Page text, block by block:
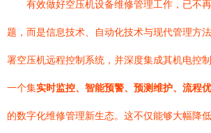
有效做好空压机设备维修管理工作，已不
题，而是信息技术、自动化技术与现代管理方
署空压机远程控制系统，并深度集成其机电控
一个集实时监控、智能预警、预测维护、流程
的数字化维修管理新生态。这不仅能够大幅降